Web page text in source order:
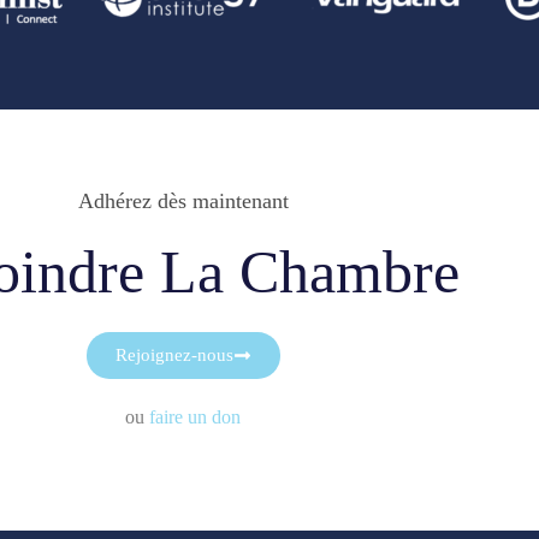
Adhérez dès maintenant
La Chambre
Rejoignez-nous
ou faire un don